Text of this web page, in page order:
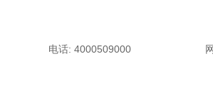
电话: 4000509000